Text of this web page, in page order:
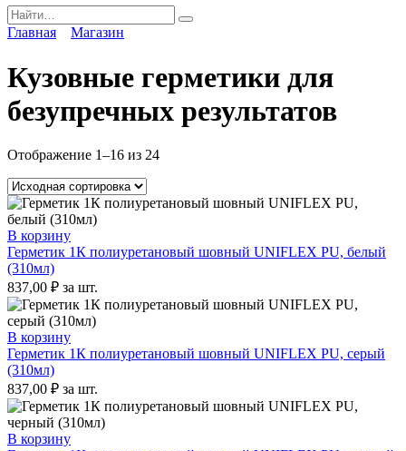
Search
for:
Главная Магазин
Кузовные герметики для
безупречных результатов
Отображение 1–16 из 24
В корзину
Герметик 1К полиуретановый шовный UNIFLEX PU, белый
(310мл)
837,00 ₽ за шт.
В корзину
Герметик 1К полиуретановый шовный UNIFLEX PU, серый
(310мл)
837,00 ₽ за шт.
В корзину